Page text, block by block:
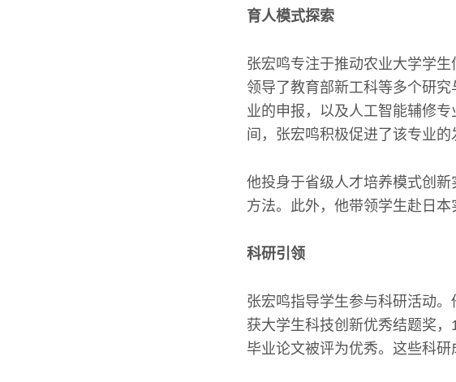
育人模式探索
张宏鸣专注于推动农业大学学
领导了教育部新工科等多个研
业的申报，以及人工智能辅修
间，张宏鸣积极促进了该专业的
他投身于省级人才培养模式创
方法。此外，他带领学生赴日
科研引领
张宏鸣指导学生参与科研活动
获大学生科技创新优秀结题奖
毕业论文被评为优秀。这些科研